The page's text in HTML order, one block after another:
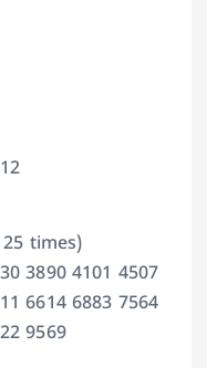
times)
3890 4101 4507
6614 6883 7564
9569